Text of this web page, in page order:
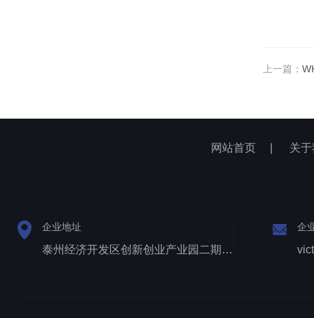
上一篇：
网站首页 关
企业地址
泰州经济开发区创新创业产业园二期1号厂房西侧三层
企